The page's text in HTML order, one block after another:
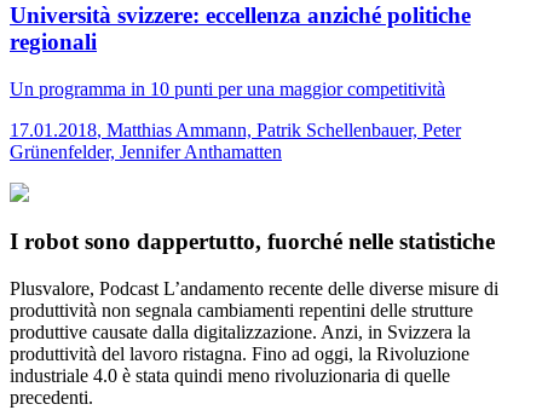
Università svizzere: eccellenza anziché politiche
regionali
Un programma in 10 punti per una maggior competitività
17.01.2018, Matthias Ammann, Patrik Schellenbauer, Peter
Grünenfelder, Jennifer Anthamatten
I robot sono dappertutto, fuorché nelle statistiche
Plusvalore, Podcast L’andamento recente delle diverse misure di
produttività non segnala cambiamenti repentini delle strutture
produttive causate dalla digitalizzazione. Anzi, in Svizzera la
produttività del lavoro ristagna. Fino ad oggi, la Rivoluzione
industriale 4.0 è stata quindi meno rivoluzionaria di quelle
precedenti.